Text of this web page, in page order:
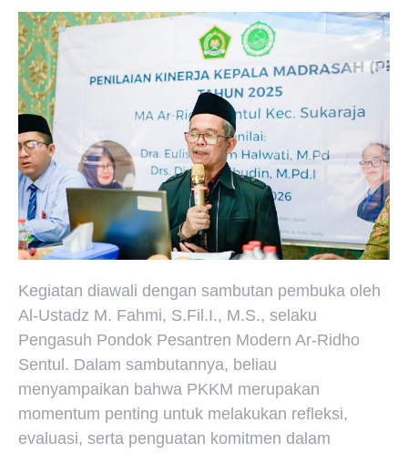
Kegiatan diawali dengan sambutan pembuka oleh
Al-Ustadz M. Fahmi, S.Fil.I., M.S., selaku
Pengasuh Pondok Pesantren Modern Ar-Ridho
Sentul. Dalam sambutannya, beliau
menyampaikan bahwa PKKM merupakan
momentum penting untuk melakukan refleksi,
evaluasi, serta penguatan komitmen dalam